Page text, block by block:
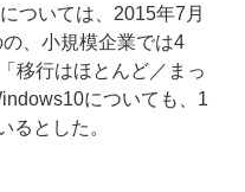
ついては、2015年7月
、小規模企業では4
移行はほとんど／まっ
についても、1
るとした。